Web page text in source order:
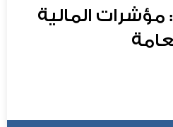
مؤشرات المالية